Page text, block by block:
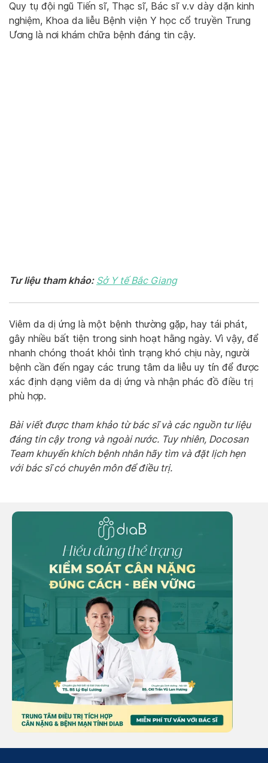
Quy tụ đội ngũ Tiến sĩ, Thạc sĩ, Bác sĩ v.v dày dặn kinh
nghiệm, Khoa da liễu Bệnh viện Y học cổ truyền Trung
Ương là nơi khám chữa bệnh đáng tin cậy.
Tư liệu tham khảo: Sở Y tế Bắc Giang
Viêm da dị ứng là một bệnh thường gặp, hay tái phát,
gây nhiều bất tiện trong sinh hoạt hằng ngày. Vì vậy, để
nhanh chóng thoát khỏi tình trạng khó chịu này, người
bệnh cần đến ngay các trung tâm da liễu uy tín để được
xác định dạng viêm da dị ứng và nhận phác đồ điều trị
phù hợp.
Bài viết được tham khảo từ bác sĩ và các nguồn tư liệu
đáng tin cậy trong và ngoài nước. Tuy nhiên, Docosan
Team khuyến khích bệnh nhân hãy tìm và đặt lịch hẹn
với bác sĩ có chuyên môn để điều trị.